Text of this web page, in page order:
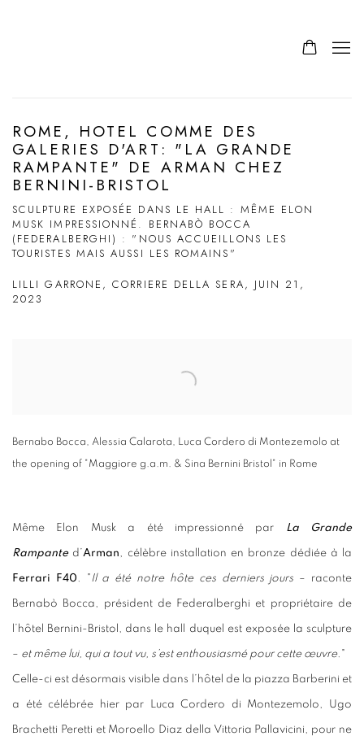
ROME, HOTEL COMME DES
GALERIES D'ART: "LA GRANDE
RAMPANTE" DE ARMAN CHEZ
BERNINI-BRISTOL
SCULPTURE EXPOSÉE DANS LE HALL : MÊME ELON
MUSK IMPRESSIONNÉ. BERNABÒ BOCCA
(FEDERALBERGHI) : "NOUS ACCUEILLONS LES
TOURISTES MAIS AUSSI LES ROMAINS"
LILLI GARRONE, CORRIERE DELLA SERA, JUIN 21,
2023
Bernabo Bocca, Alessia Calarota, Luca Cordero di Montezemolo at
the opening of "Maggiore g.a.m. & Sina Bernini Bristol" in Rome
Même Elon Musk a été impressionné par La Grande
Rampanted’Arman, célèbre installation en bronze dédiée à la
Ferrari F40. "Il a été notre hôte ces derniers jours – raconte
Bernabò Bocca, président de Federalberghi et propriétaire de
l’hôtel Bernini-Bristol, dans le hall duquel est exposée la sculpture
– et même lui, qui a tout vu, s’est enthousiasmé pour cette œuvre."
Celle-ci est désormais visible dans l’hôtel de la piazza Barberini et
a été célébrée hier par Luca Cordero di Montezemolo, Ugo
Brachetti Peretti et Moroello Diaz della Vittoria Pallavicini, pour ne